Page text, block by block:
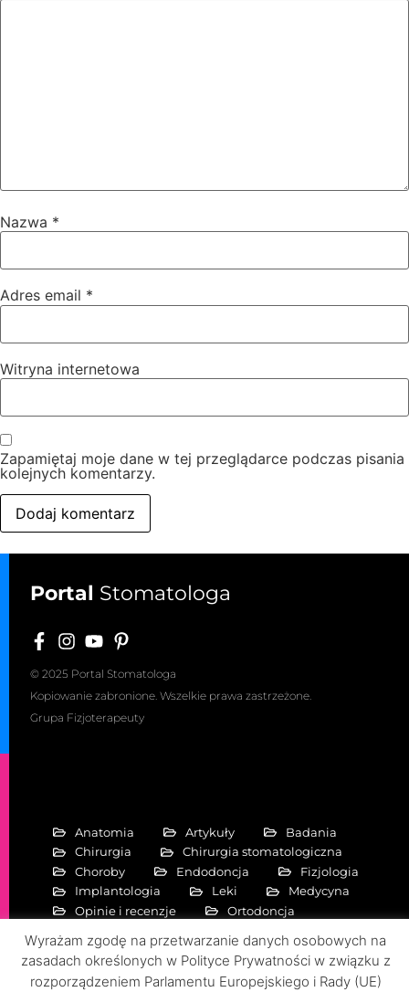
Nazwa *
Adres email *
Witryna internetowa
Zapamiętaj moje dane w tej przeglądarce podczas pisania
kolejnych komentarzy.
Portal Stomatologa
© 2025 Portal Stomatologa
Kopiowanie zabronione. Wszelkie prawa zastrzeżone.
Grupa Fizjoterapeuty
Anatomia Artykuły
Badania
Chirurgia
Chirurgia stomatologiczna
Choroby
Endodoncja
Fizjologia
Implantologia
Leki
Medycyna
Opinie i recenzje
Ortodoncja
Protetyka stomatologiczna
Rehabilitacja stomatologiczna
Wyrażam zgodę na przetwarzanie danych osobowych na
zasadach określonych w Polityce Prywatności w związku z
rozporządzeniem Parlamentu Europejskiego i Rady (UE)